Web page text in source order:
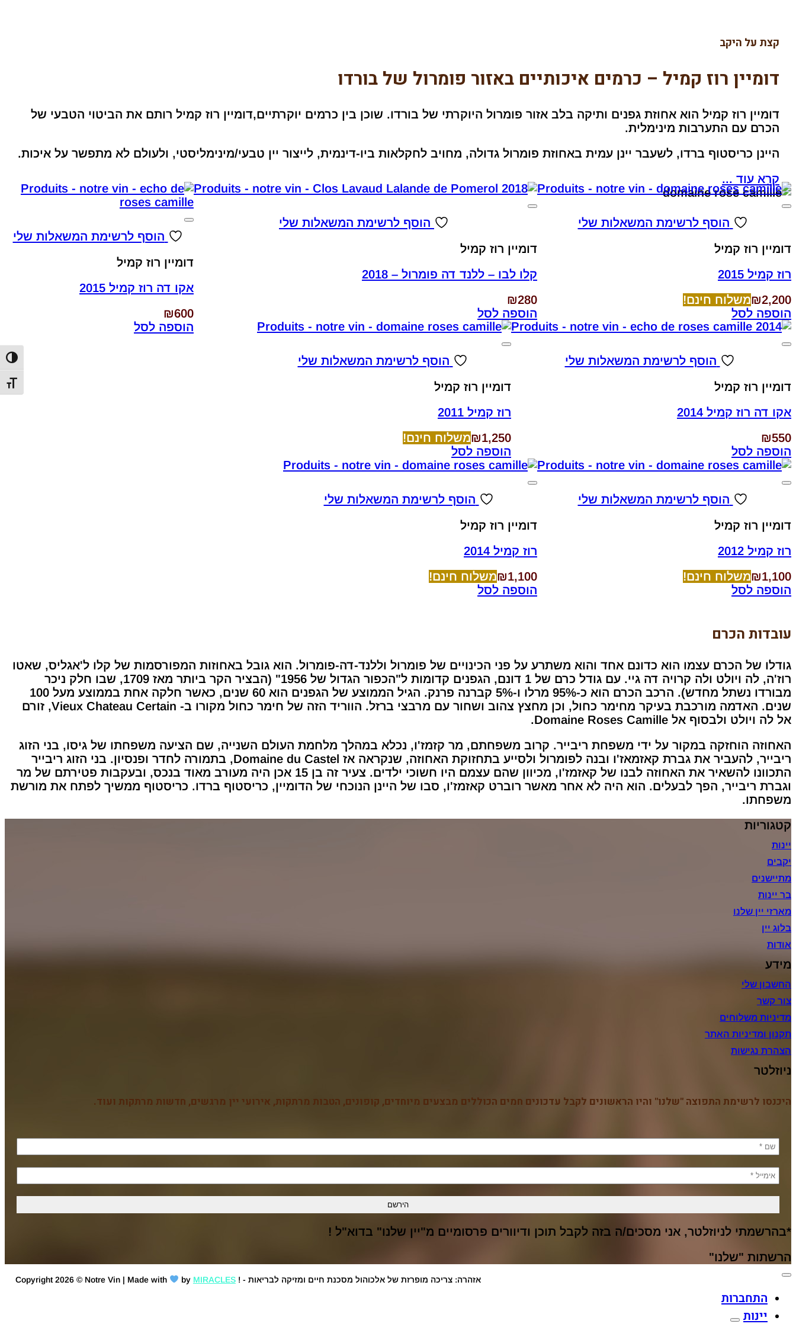
מתג
קצת על היקב
דומיין רוז קמיל – כרמים איכותיים באזור פומרול של בורדו
דומיין רוז קמיל הוא אחוזת גפנים ותיקה בלב אזור פומרול היוקרתי של בורדו. שוכן בין כרמים יוקרתיים,דומיין רוז קמיל רותם את הביטוי הטבעי של
הכרם עם התערבות מינימלית.
היינן כריסטוף ברדו, לשעבר יינן עמית באחוזת פומרול גדולה, מחויב לחקלאות ביו-דינמית, לייצור יין טבעי/מינימליסטי, ולעולם לא מתפשר על איכות.
קרא עוד ...
הוסף לרשימת המשאלות שלי
דומיין רוז קמיל
רוז קמיל 2015
₪2,200
משלוח חינם!
הוספה לסל
הוסף לרשימת המשאלות שלי
דומיין רוז קמיל
קלו לבו – ללנד דה פומרול – 2018
₪280
הוספה לסל
הוסף לרשימת המשאלות שלי
דומיין רוז קמיל
אקו דה רוז קמיל 2014
₪550
הוספה לסל
הוסף לרשימת המשאלות שלי
דומיין רוז קמיל
אקו דה רוז קמיל 2015
₪600
הוספה לסל
הוסף לרשימת המשאלות שלי
דומיין רוז קמיל
רוז קמיל 2011
₪1,250
משלוח חינם!
הוספה לסל
הוסף לרשימת המשאלות שלי
דומיין רוז קמיל
רוז קמיל 2012
₪1,100
משלוח חינם!
הוספה לסל
הוסף לרשימת המשאלות שלי
דומיין רוז קמיל
רוז קמיל 2014
₪1,100
משלוח חינם!
הוספה לסל
עובדות הכרם
גודלו של הכרם עצמו הוא כדונם אחד והוא משתרע על פני הכינויים של פומרול וללנד-דה-פומרול. הוא גובל באחוזות המפורסמות של קלו ל'אגליס, שאטו
רוז'ה, לה ויולט ולה קרויה דה גיי. עם גודל כרם של 1 דונם, הגפנים קדומות ל"הכפור הגדול של 1956" (הבציר הקר ביותר מאז 1709, שבו חלק ניכר
מבורדו נשתל מחדש). הרכב הכרם הוא כ-95% מרלו ו-5% קברנה פרנק. הגיל הממוצע של הגפנים הוא 60 שנים, כאשר חלקה אחת בממוצע מעל 100
שנים. האדמה מורכבת בעיקר מחימר כחול, וכן מחצץ צהוב ושחור עם מרבצי ברזל. הווריד הזה של חימר כחול מקורו ב- Vieux Chateau Certain, זורם
אל לה ויולט ולבסוף אל Domaine Roses Camille.
האחוזה הוחזקה במקור על ידי משפחת ריבייר. קרוב משפחתם, מר קזמז'ו, נכלא במהלך מלחמת העולם השנייה, שם הציעה משפחתו של גיסו, בני הזוג
ריבייר, להעביר את גברת קאזמאז'ו ובנה לפומרול ולסייע בתחזוקת האחוזה, שנקראה אז Domaine du Castel, בתמורה לחדר ופנסיון. בני הזוג ריבייר
התכוונו להשאיר את האחוזה לבנו של קאזמז'ו, מכיוון שהם עצמם היו חשוכי ילדים. צעיר זה בן 15 אכן היה מעורב מאוד בנכס, ובעקבות פטירתם של מר
וגברת ריבייר, הפך לבעלים. הוא היה לא אחר מאשר רוברט קאזמז'ו, סבו של היינן הנוכחי של הדומיין, כריסטוף ברדו. כריסטוף ממשיך לפתח את מורשת
משפחתו.
קטגוריות
יינות
יקבים
מתיישנים
בר יינות
מארזי יין שלנו
בלוג יין
אודות
מידע
החשבון שלי
צור קשר
מדיניות משלוחים
תקנון ומדיניות האתר
הצהרת נגישות
ניוזלטר
היכנסו לרשימת התפוצה "שלנו" והיו הראשונים לקבל עדכונים חמים הכוללים מבצעים מיוחדים, קופונים, הטבות מרתקות, אירועי יין מרגשים, חדשות מרתקות ועוד.
*בהרשמתי לניוזלטר, אני מסכים/ה בזה לקבל תוכן ודיוורים פרסומיים מ"יין שלנו" בדוא"ל !
הרשתות "שלנו"
Apple
Club
Discover
Google
Copyright 2026 © Notre Vin | Made with by MIRACLES ! - אזהרה: צריכה מופרזת של אלכוהול מסכנת חיים ומזיקה לבריאות
התחברות
יינות